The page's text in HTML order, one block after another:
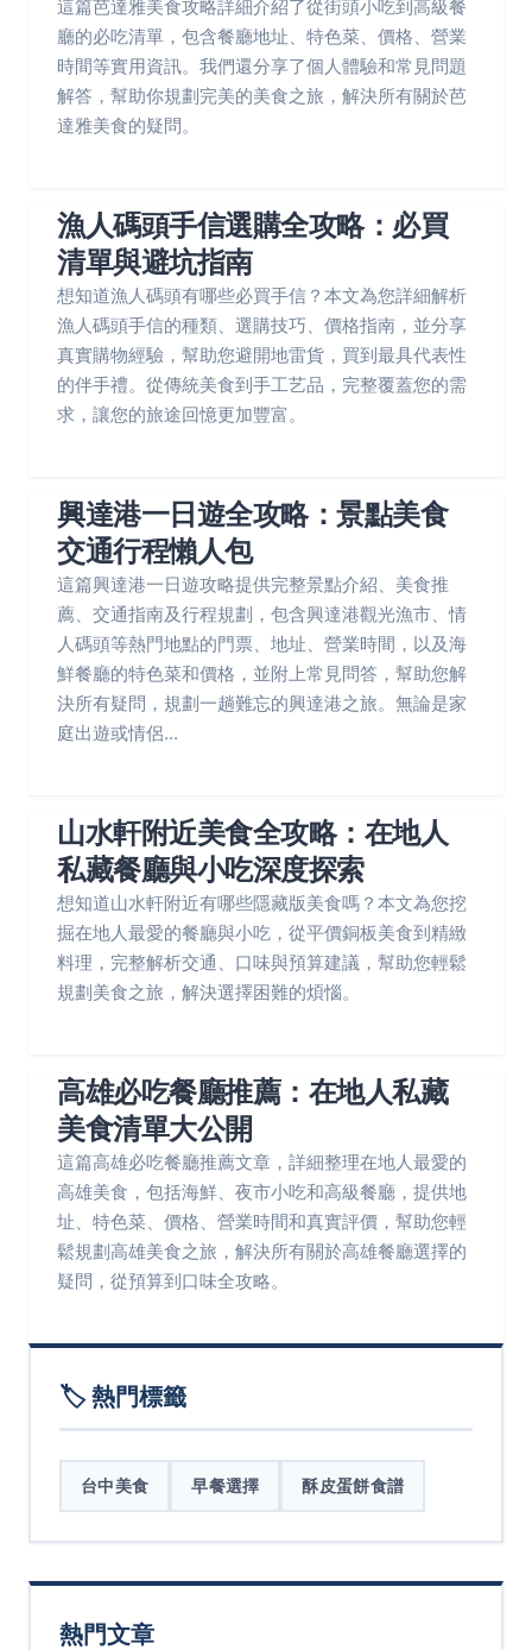
這篇芭達雅美食攻略詳細介紹了從街頭小吃到高級餐
廳的必吃清單，包含餐廳地址、特色菜、價格、營業
時間等實用資訊。我們還分享了個人體驗和常見問題
解答，幫助你規劃完美的美食之旅，解決所有關於芭
達雅美食的疑問。
漁人碼頭手信選購全攻略：必買
清單與避坑指南
想知道漁人碼頭有哪些必買手信？本文為您詳細解析
漁人碼頭手信的種類、選購技巧、價格指南，並分享
真實購物經驗，幫助您避開地雷貨，買到最具代表性
的伴手禮。從傳統美食到手工艺品，完整覆蓋您的需
求，讓您的旅途回憶更加豐富。
興達港一日遊全攻略：景點美食
交通行程懶人包
這篇興達港一日遊攻略提供完整景點介紹、美食推
薦、交通指南及行程規劃，包含興達港觀光漁市、情
人碼頭等熱門地點的門票、地址、營業時間，以及海
鮮餐廳的特色菜和價格，並附上常見問答，幫助您解
決所有疑問，規劃一趟難忘的興達港之旅。無論是家
庭出遊或情侶...
山水軒附近美食全攻略：在地人
私藏餐廳與小吃深度探索
想知道山水軒附近有哪些隱藏版美食嗎？本文為您挖
掘在地人最愛的餐廳與小吃，從平價銅板美食到精緻
料理，完整解析交通、口味與預算建議，幫助您輕鬆
規劃美食之旅，解決選擇困難的煩惱。
高雄必吃餐廳推薦：在地人私藏
美食清單大公開
這篇高雄必吃餐廳推薦文章，詳細整理在地人最愛的
高雄美食，包括海鮮、夜市小吃和高級餐廳，提供地
址、特色菜、價格、營業時間和真實評價，幫助您輕
鬆規劃高雄美食之旅，解決所有關於高雄餐廳選擇的
疑問，從預算到口味全攻略。
🏷️ 熱門標籤
台中美食 早餐選擇 酥皮蛋餅食譜
熱門文章